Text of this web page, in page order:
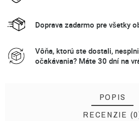
Doprava zadarmo pre všetky
Vôňa, ktorú ste dostali,
očakávania? Máte 30 dní na
POPIS
RECENZIE